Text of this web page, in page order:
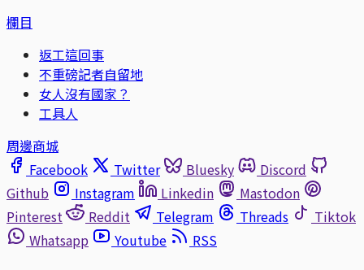
欄目
返工這回事
不重磅記者自留地
女人沒有國家？
工具人
周邊商城
Facebook
Twitter Bluesky
Discord
Github
Instagram Linkedin
Mastodon
Pinterest
Reddit Telegram Threads
Tiktok
Whatsapp
Youtube RSS